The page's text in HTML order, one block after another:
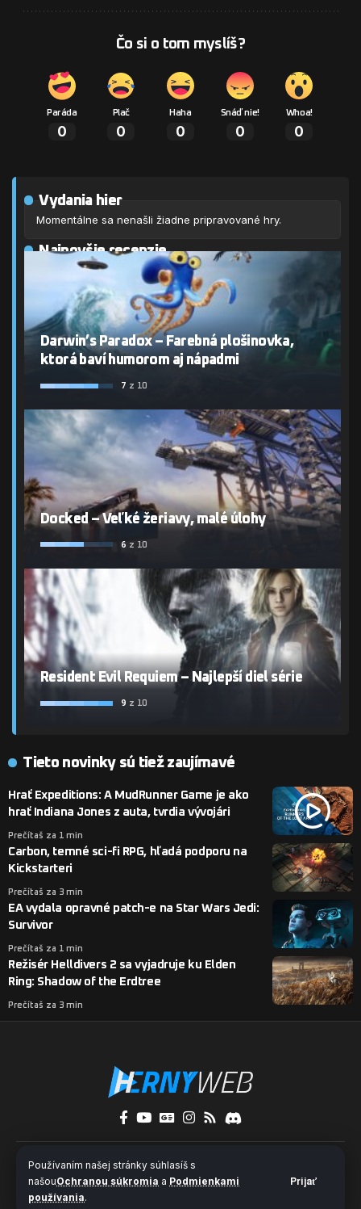
Používaním našej stránky súhlasíš s
našouOchranou súkromia a Podmienkami
používania.
Prijať
Čo si o tom myslíš?
Paráda
0
Plač
0
Haha
0
Snáď nie!
0
Whoa!
0
Vydania hier
Momentálne sa nenašli žiadne pripravované hry.
Najnovšie recenzie
Darwin’s Paradox – Farebná plošinovka,
ktorá baví humorom aj nápadmi
7 z 10
Docked – Veľké žeriavy, malé úlohy
6 z 10
Resident Evil Requiem – Najlepší diel série
9 z 10
Tieto novinky sú tiež zaujímavé
Hrať Expeditions: A MudRunner Game je ako
hrať Indiana Jones z auta, tvrdia vývojári
Prečítaš za 1 min
Carbon, temné sci-fi RPG, hľadá podporu na
Kickstarteri
Prečítaš za 3 min
EA vydala opravné patch-e na Star Wars Jedi:
Survivor
Prečítaš za 1 min
Režisér Helldivers 2 sa vyjadruje ku Elden
Ring: Shadow of the Erdtree
Prečítaš za 3 min
O nás Kontakty
Ochrana súkromia a súbory cookies